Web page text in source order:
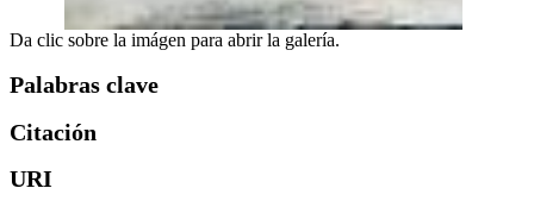
Da clic sobre la imágen para abrir la galería.
Palabras clave
Citación
URI